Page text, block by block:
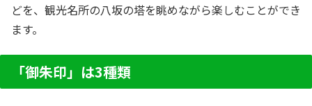
どを、観光名所の八坂の塔を眺めながら楽しむことができ
ます。
「御朱印」は3種類